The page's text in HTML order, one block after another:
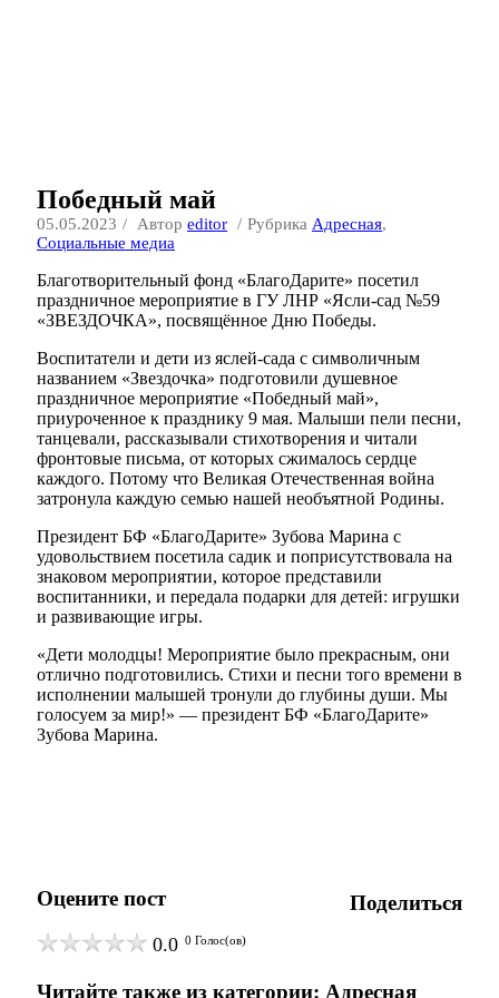
Победный май
05.05.2023 Автор editor Рубрика Адресная,
Социальные медиа
Благотворительный фонд «БлагоДарите» посетил
праздничное мероприятие в ГУ ЛНР «Ясли-сад №59
«ЗВЕЗДОЧКА», посвящённое Дню Победы.
Воспитатели и дети из яслей-сада с символичным
названием «Звездочка» подготовили душевное
праздничное мероприятие «Победный май»,
приуроченное к празднику 9 мая. Малыши пели песни,
танцевали, рассказывали стихотворения и читали
фронтовые письма, от которых сжималось сердце
каждого. Потому что Великая Отечественная война
затронула каждую семью нашей необъятной Родины.
Президент БФ «БлагоДарите» Зубова Марина с
удовольствием посетила садик и поприсутствовала на
знаковом мероприятии, которое представили
воспитанники, и передала подарки для детей: игрушки
и развивающие игры.
«Дети молодцы! Мероприятие было прекрасным, они
отлично подготовились. Стихи и песни того времени в
исполнении малышей тронули до глубины души. Мы
голосуем за мир!» — президент БФ «БлагоДарите»
Зубова Марина.
Оцените пост
0.0 0 Голос(ов)
Поделиться
Читайте также из категории: Адресная